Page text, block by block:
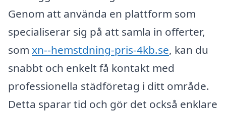
Genom att använda en plattform som
specialiserar sig på att samla in offerter,
som xn--hemstdning-pris-4kb.se, kan du
snabbt och enkelt få kontakt med
professionella städföretag i ditt område.
Detta sparar tid och gör det också enklare